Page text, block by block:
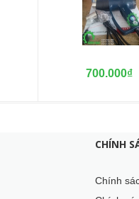
700.000₫
CHÍNH
Chính